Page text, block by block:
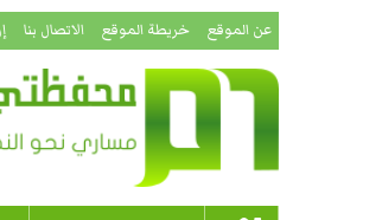
عن الموقع خريطة الموقع الاتصال بنا